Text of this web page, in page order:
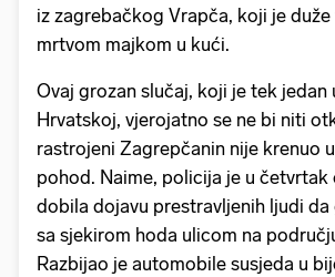
iz zagrebačkog Vrapča, koji je
mrtvom majkom u kući.
Ovaj grozan slučaj, koji je tek jedan
Hrvatskoj, vjerojatno se ne bi niti
rastrojeni Zagrepčanin nije krenuo
pohod. Naime, policija je u četvrtak
dobila dojavu prestravljenih ljudi da
sa sjekirom hoda ulicom na
Razbijao je automobile susjeda u